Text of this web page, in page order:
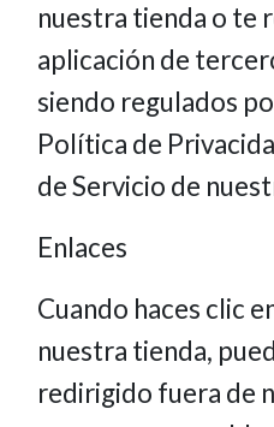
nuestra tienda o te
aplicación de
siendo regulados
Política de
de Servicio de
Enlaces
Cuando haces clic
nuestra tienda,
redirigido fuera de